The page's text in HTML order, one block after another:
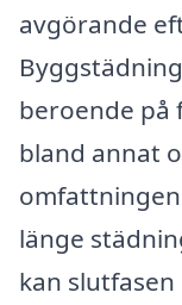
avgörande
beroende på
bland annat
länge
kan